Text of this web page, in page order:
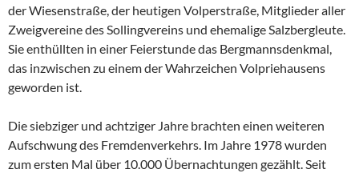
der Wiesenstraße, der heutigen Volperstraße, Mitglieder aller
Zweigvereine des Sollingvereins und ehemalige Salzbergleute.
Sie enthüllten in einer Feierstunde das Bergmannsdenkmal,
das inzwischen zu einem der Wahrzeichen Volpriehausens
geworden ist.
Die siebziger und achtziger Jahre brachten einen weiteren
Aufschwung des Fremdenverkehrs. Im Jahre 1978 wurden
zum ersten Mal über 10.000 Übernachtungen gezählt. Seit